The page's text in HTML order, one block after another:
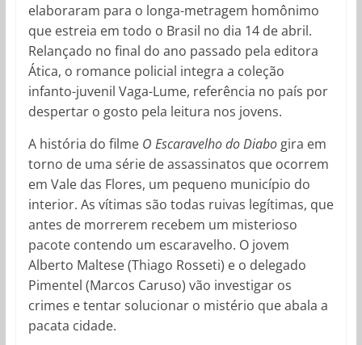
elaboraram para o longa-metragem homônimo
que estreia em todo o Brasil no dia 14 de abril.
Relançado no final do ano passado pela editora
Ática, o romance policial integra a coleção
infanto-juvenil Vaga-Lume, referência no país por
despertar o gosto pela leitura nos jovens.
A história do filme O Escaravelho do Diabogira em
torno de uma série de assassinatos que ocorrem
em Vale das Flores, um pequeno município do
interior. As vítimas são todas ruivas legítimas, que
antes de morrerem recebem um misterioso
pacote contendo um escaravelho. O jovem
Alberto Maltese (Thiago Rosseti) e o delegado
Pimentel (Marcos Caruso) vão investigar os
crimes e tentar solucionar o mistério que abala a
pacata cidade.